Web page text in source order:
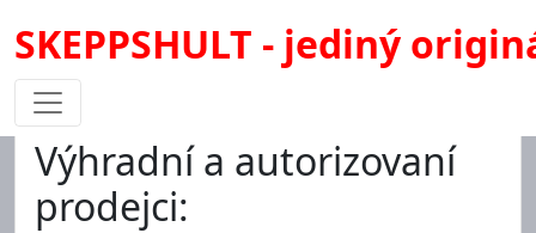
SKEPPSHULT - jediný
Výhradní a autorizovaní
prodejci: